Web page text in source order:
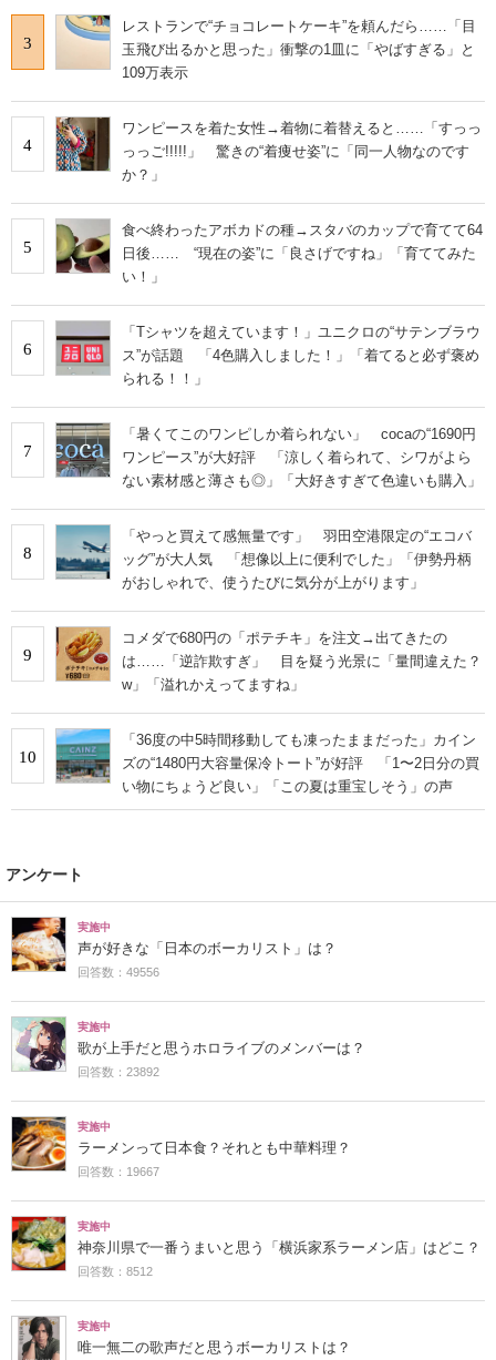
3
レストランで“チョコレートケーキ”を頼んだら……「目
玉飛び出るかと思った」衝撃の1皿に「やばすぎる」と
109万表示
4
ワンピースを着た女性→着物に着替えると……「すっっ
っっご!!!!!」 驚きの“着痩せ姿”に「同一人物なのです
か？」
5
食べ終わったアボカドの種→スタバのカップで育てて64
日後…… “現在の姿”に「良さげですね」「育ててみた
い！」
6
「Tシャツを超えています！」ユニクロの“サテンブラウ
ス”が話題 「4色購入しました！」「着てると必ず褒め
られる！！」
7
「暑くてこのワンピしか着られない」 cocaの“1690円
ワンピース”が大好評 「涼しく着られて、シワがよら
ない素材感と薄さも◎」「大好きすぎて色違いも購入」
8
「やっと買えて感無量です」 羽田空港限定の“エコバ
ッグ”が大人気 「想像以上に便利でした」「伊勢丹柄
がおしゃれで、使うたびに気分が上がります」
9
コメダで680円の「ポテチキ」を注文→出てきたの
は……「逆詐欺すぎ」 目を疑う光景に「量間違えた？
w」「溢れかえってますね」
10
「36度の中5時間移動しても凍ったままだった」カイン
ズの“1480円大容量保冷トート”が好評 「1〜2日分の買
い物にちょうど良い」「この夏は重宝しそう」の声
アンケート
実施中
声が好きな「日本のボーカリスト」は？
回答数：49556
実施中
歌が上手だと思うホロライブのメンバーは？
回答数：23892
実施中
ラーメンって日本食？それとも中華料理？
回答数：19667
実施中
神奈川県で一番うまいと思う「横浜家系ラーメン店」はどこ？
回答数：8512
実施中
唯一無二の歌声だと思うボーカリストは？